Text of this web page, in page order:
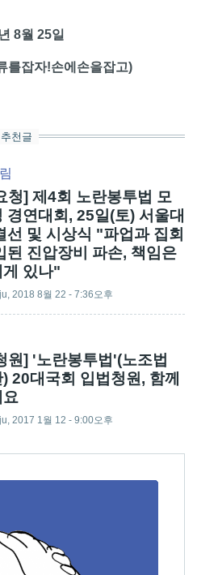
8월 25일
를잡자!손에손을잡고)
추천글
청] 제4회 노란봉투법 모
경연대회, 25일(토) 서울대
선 및 시상식 "파업과 집회
된 진압장비 파손, 책임은
게 있나"
, 2018 8월 22 - 7:36오후
원] '노란봉투법'(노조법
20대국회 입법청원, 함께
, 2017 1월 12 - 9:00오후